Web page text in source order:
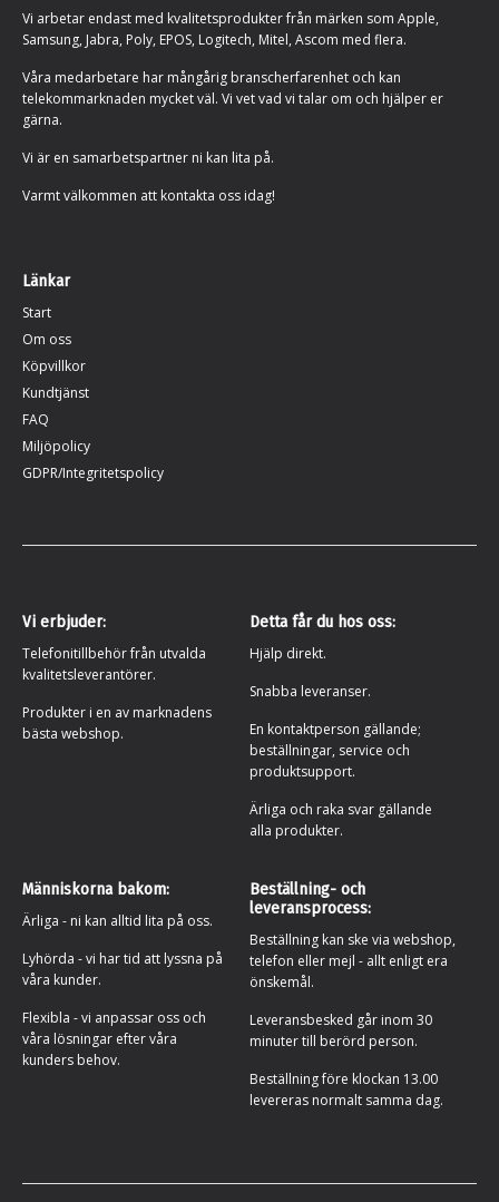
Vi arbetar endast med kvalitetsprodukter från märken som Apple,
Samsung, Jabra, Poly, EPOS, Logitech, Mitel, Ascom med flera.
Våra medarbetare har mångårig branscherfarenhet och kan
telekommarknaden mycket väl. Vi vet vad vi talar om och hjälper er
gärna.
Vi är en samarbetspartner ni kan lita på.
Varmt välkommen att kontakta oss idag!
Länkar
Start
Om oss
Köpvillkor
Kundtjänst
FAQ
Miljöpolicy
GDPR/Integritetspolicy
Vi erbjuder:
Telefonitillbehör från utvalda
kvalitetsleverantörer.
Produkter i en av marknadens
bästa webshop.
Detta får du hos oss:
Hjälp direkt.
Snabba leveranser.
En kontaktperson gällande;
beställningar, service och
produktsupport.
Ärliga och raka svar gällande
alla produkter.
Människorna bakom:
Ärliga - ni kan alltid lita på oss.
Lyhörda - vi har tid att lyssna på
våra kunder.
Flexibla - vi anpassar oss och
våra lösningar efter våra
kunders behov.
Beställning- och
leveransprocess:
Beställning kan ske via webshop,
telefon eller mejl - allt enligt era
önskemål.
Leveransbesked går inom 30
minuter till berörd person.
Beställning före klockan 13.00
levereras normalt samma dag.